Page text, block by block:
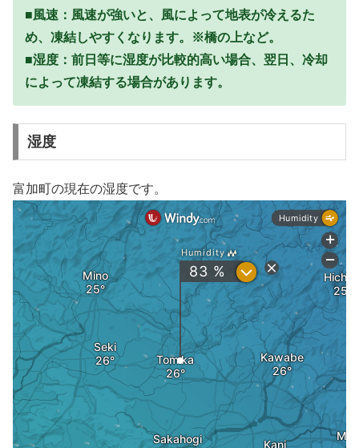
■風速：風速が強いと、風によって地表が冷えるた
め、凍結しやすくなります。※橋の上など。
■湿度：前日等に湿度が比較的高い場合、翌日、冷却
によって凍結する場合があります。
湿度
富加町の現在の湿度です。